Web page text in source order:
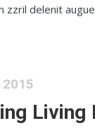
zzril delenit
Living